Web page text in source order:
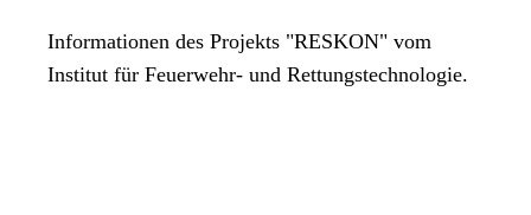
Informationen des Projekts "RESKON" vom
Institut für Feuerwehr- und Rettungstechnologie.